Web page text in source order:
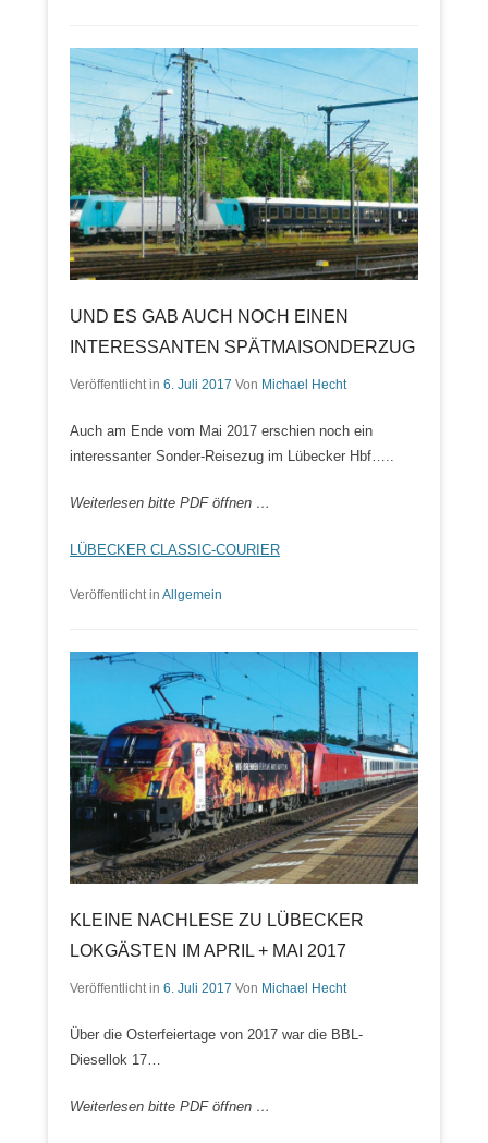
UND ES GAB AUCH NOCH EINEN
INTERESSANTEN SPÄTMAISONDERZUG
Veröffentlicht in 6. Juli 2017 Von Michael Hecht
Auch am Ende vom Mai 2017 erschien noch ein
interessanter Sonder-Reisezug im Lübecker Hbf…..
Weiterlesen bitte PDF öffnen …
LÜBECKER CLASSIC-COURIER
Veröffentlicht in Allgemein
KLEINE NACHLESE ZU LÜBECKER
LOKGÄSTEN IM APRIL + MAI 2017
Veröffentlicht in 6. Juli 2017 Von Michael Hecht
Über die Osterfeiertage von 2017 war die BBL-
Diesellok 17…
Weiterlesen bitte PDF öffnen …